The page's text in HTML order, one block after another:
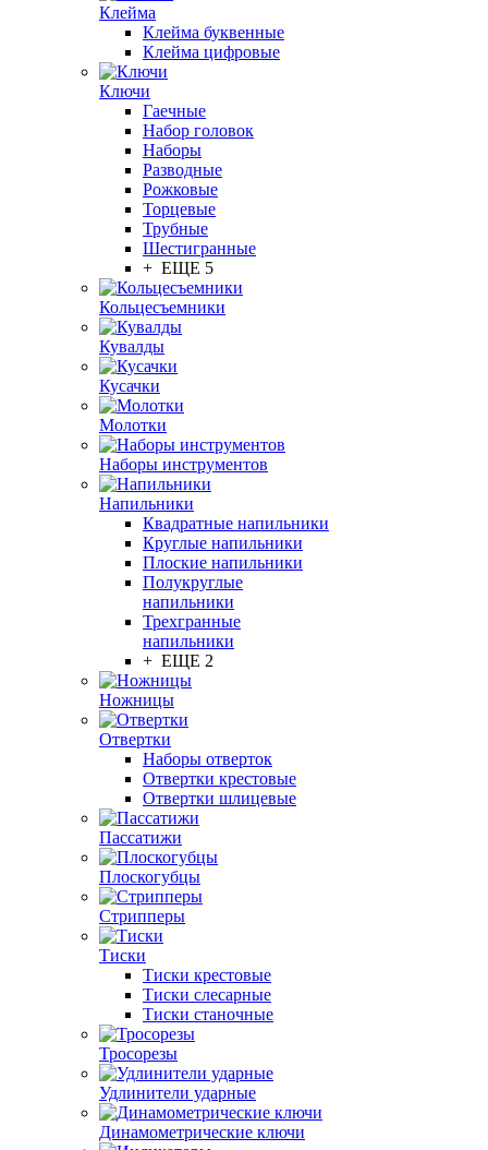
Клейма
Клейма буквенные
Клейма цифровые
Ключи
Гаечные
Набор головок
Наборы
Разводные
Рожковые
Торцевые
Трубные
Шестигранные
+ ЕЩЕ 5
Кольцесъемники
Кувалды
Кусачки
Молотки
Наборы инструментов
Напильники
Квадратные напильники
Круглые напильники
Плоские напильники
Полукруглые
напильники
Трехгранные
напильники
+ ЕЩЕ 2
Ножницы
Отвертки
Наборы отверток
Отвертки крестовые
Отвертки шлицевые
Пассатижи
Плоскогубцы
Стрипперы
Тиски
Тиски крестовые
Тиски слесарные
Тиски станочные
Тросорезы
Удлинители ударные
Динамометрические ключи